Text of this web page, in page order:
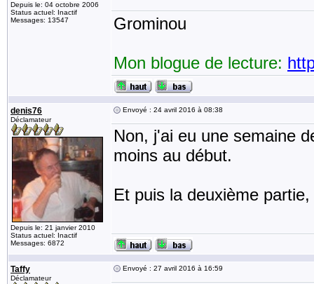
Depuis le: 04 octobre 2006
Status actuel: Inactif
Messages: 13547
Grominou
Mon blogue de lecture:
denis76
Déclamateur
Depuis le: 21 janvier 2010
Status actuel: Inactif
Messages: 6872
Envoyé : 24 avril 2016 à 08:38
Non, j'ai eu une semaine
moins au début.
Et puis la deuxième
Taffy
Déclamateur
Envoyé : 27 avril 2016 à 16:59